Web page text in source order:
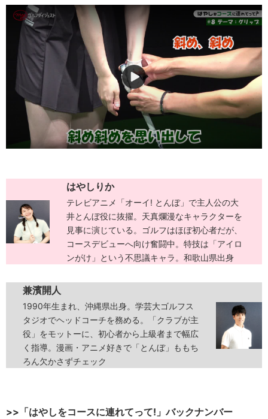
はやしりか
テレビアニメ「オーイ! とんぼ」で主人公の大
井とんぼ役に抜擢。天真爛漫なキャラクターを
見事に演じている。ゴルフはほぼ初心者だが、
コースデビューへ向け奮闘中。特技は「アイロ
ンがけ」という不思議キャラ。和歌山県出身
兼濱開人
1990年生まれ、沖縄県出身。学芸大ゴルフス
タジオでヘッドコーチを務める。「クラブが主
役」をモットーに、初心者から上級者まで幅広
く指導。漫画・アニメ好きで「とんぼ」ももち
ろん欠かさずチェック
>>「はやしをコースに連れてって!」バックナンバー